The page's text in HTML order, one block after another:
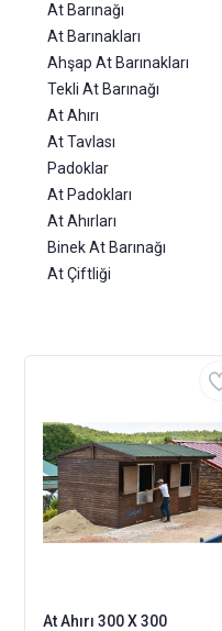
At Barınağı
At Barınakları
Ahşap At Barınakları
Tekli At Barınağı
At Ahırı
At Tavlası
Padoklar
At Padokları
At Ahırları
Binek At Barınağı
At Çiftliği
At Ahırı 300 X 300